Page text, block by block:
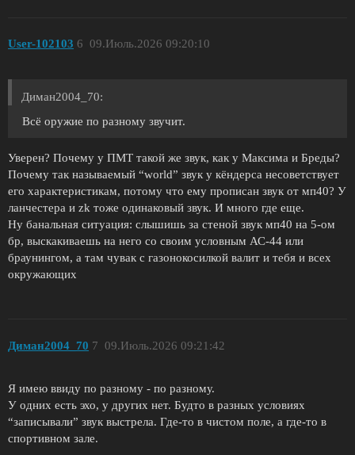
User-102103 09.Июль.2026 09:20:10
6
Диман2004_70:
Всё оружие по разному звучит.
Уверен? Почему у ПМТ такой же звук, как у Максима и Бреды?
Почему так называемый “world” звук у кёндерса несоветствует
его характеристикам, потому что ему прописан звук от мп40? У
ланчестера и zk тоже одинаковый звук. И много где еще.
Ну банальная ситуация: слышишь за стеной звук мп40 на 5-ом
бр, выскакиваешь на него со своим условным АС-44 или
браунингом, а там чувак с газонокосилкой валит и тебя и всех
окружающих
Диман2004_70 09.Июль.2026 09:21:42
7
Я имею ввиду по разному - по разному.
У одних есть эхо, у других нет. Будто в разных условиях
“записывали” звук выстрела. Где-то в чистом поле, а где-то в
спортивном зале.